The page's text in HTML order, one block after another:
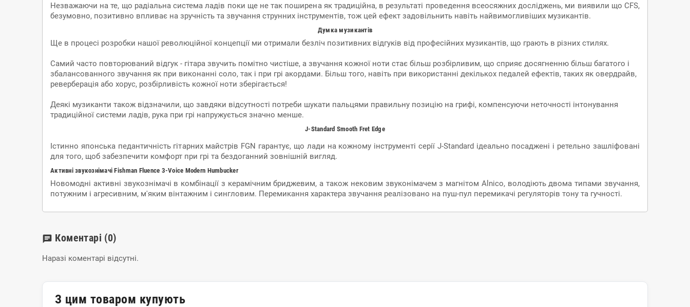
Незважаючи на те, що радіальна система ладів поки ще не так поширена як традиційна, в результаті проведення всеосяжних досліджень, ми виявили що CFS,
безумовно, позитивно впливає на зручність та звучання струнних інструментів, тож цей ефект задовільнить навіть найвимогливіших музикантів.
Думка музикантів
Ще в процесі розробки нашої революційної концепції ми отримали безліч позитивних відгуків від професійних музикантів, що грають в різних стилях.
Самий часто повторюваний відгук - гітара звучить помітно чистіше, а звучання кожної ноти стає більш розбірливим, що сприяє досягненню більш багатого і
збалансованного звучання як при виконанні соло, так і при грі акордами. Більш того, навіть при використанні декількох педалей ефектів, таких як овердрайв,
реверберація або хорус, розбірливість кожної ноти зберігається!
Деякі музиканти також відзначили, що завдяки відсутності потреби шукати пальцями правильну позицію на грифі, компенсуючи неточності інтонування
традиційної системи ладів, рука при грі напружується значно менше.
J-Standard Smooth Fret Edge
Істинно японська педантичність гітарних майстрів FGN гарантує, що лади на кожному інструменті серії J-Standard ідеально посаджені і ретельно зашліфовані
для того, щоб забезпечити комфорт при грі та бездоганний зовнішній вигляд.
Активні звукознімачі Fishman Fluence 3-Voice Modern Humbucker
Новомодні активні звукознімачі в комбінації з керамічним бриджевим, а також нековим звуконімачем з магнітом Alnico, володіють двома типами звучання,
потужним і агресивним, м'яким вінтажним і сингловим. Перемикання характера звучання реалізовано на пуш-пул перемикачі регуляторів тону та гучності.
chat Коментарі (0)
Наразі коментарі відсутні.
З цим товаром купують